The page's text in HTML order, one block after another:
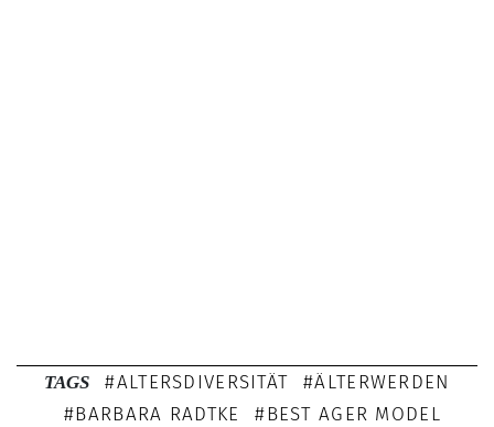
TAGS ALTERSDIVERSITÄT
ÄLTERWERDEN
BARBARA RADTKE
BEST AGER MODEL